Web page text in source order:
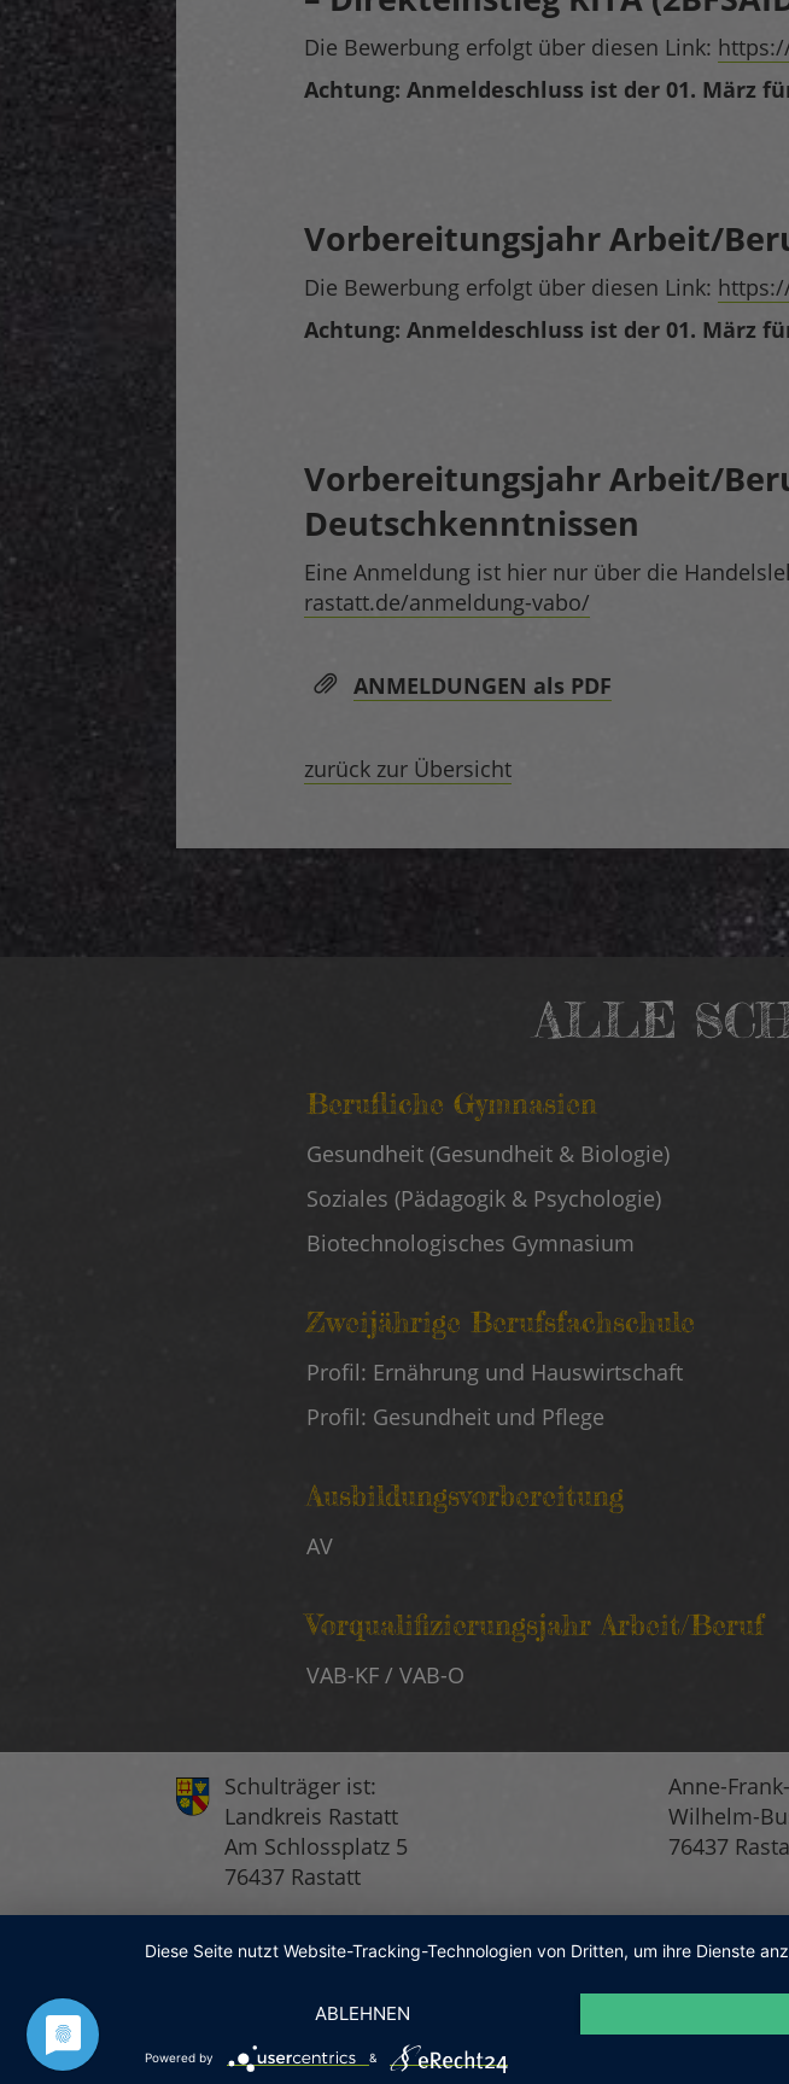
Die Bewerbung erfolgt über diesen Link:
Achtung: Anmeldeschluss ist der 01. März
Vorbereitungsjahr Arbeit/
Die Bewerbung erfolgt über diesen Link:
Achtung: Anmeldeschluss ist der 01. März
Vorbereitungsjahr Arbeit/
Deutschkenntnissen
Eine Anmeldung ist hier nur über die
rastatt.de/anmeldung-vabo/
ANMELDUNGEN als PDF
zurück zur Übersicht
ALLE
Schularten
Berufliche Gymnasien
Gesundheit (Gesundheit & Biologie)
Soziales (Pädagogik & Psychologie)
Biotechnologisches Gymnasium
Zweijährige Berufsfachschule
Profil: Ernährung und Hauswirtschaft
Profil: Gesundheit und Pflege
Ausbildungsvorbereitung
AV
Vorqualifizierungsjahr Arbeit/Beruf
VAB-KF / VAB-O
Schulträger ist:
Landkreis Rastatt
Am Schlossplatz 5
76437 Rastatt
Anne-
Wilhelm-
76437
Diese Seite nutzt Website-Tracking-Technologien von Dritten, um ihre Dienste
ABLEHNEN
Powered by &